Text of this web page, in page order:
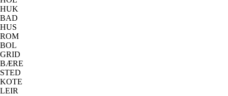
HUK
BAD
HUS
ROM
BOL
GRID
BÆRE
STED
KOTE
LEIR